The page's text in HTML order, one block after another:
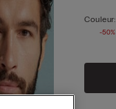
Couleur:
-50%